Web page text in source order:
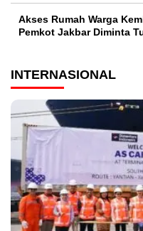
Akses Rumah Warga
Pemkot Jakbar Diminta
INTERNASIONAL